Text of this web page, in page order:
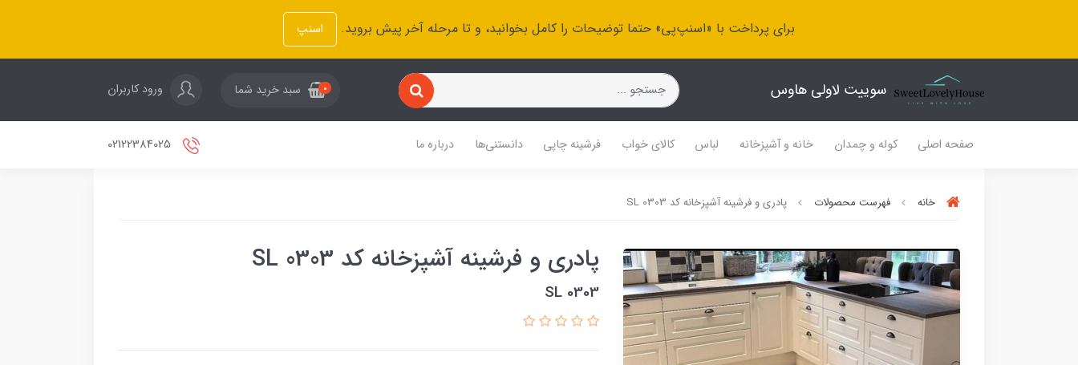
برای پرداخت با «اسنپ‌پی» حتما توضیحات را کامل بخوانید، و تا مرحله آخر پیش بروید. اسنپ
سوییت لاولی هاوس 0 سبد خرید شما ورود کاربران
صفحه اصلی کوله و چمدان خانه و آشپزخانه لباس کالای خواب فرشینه چاپی دانستنی‌ها درباره ما
خانه فهرست محصولات پادری و فرشینه آشپزخانه کد SL 0303
پادری و فرشینه آشپزخانه کد SL 0303
SL 0303